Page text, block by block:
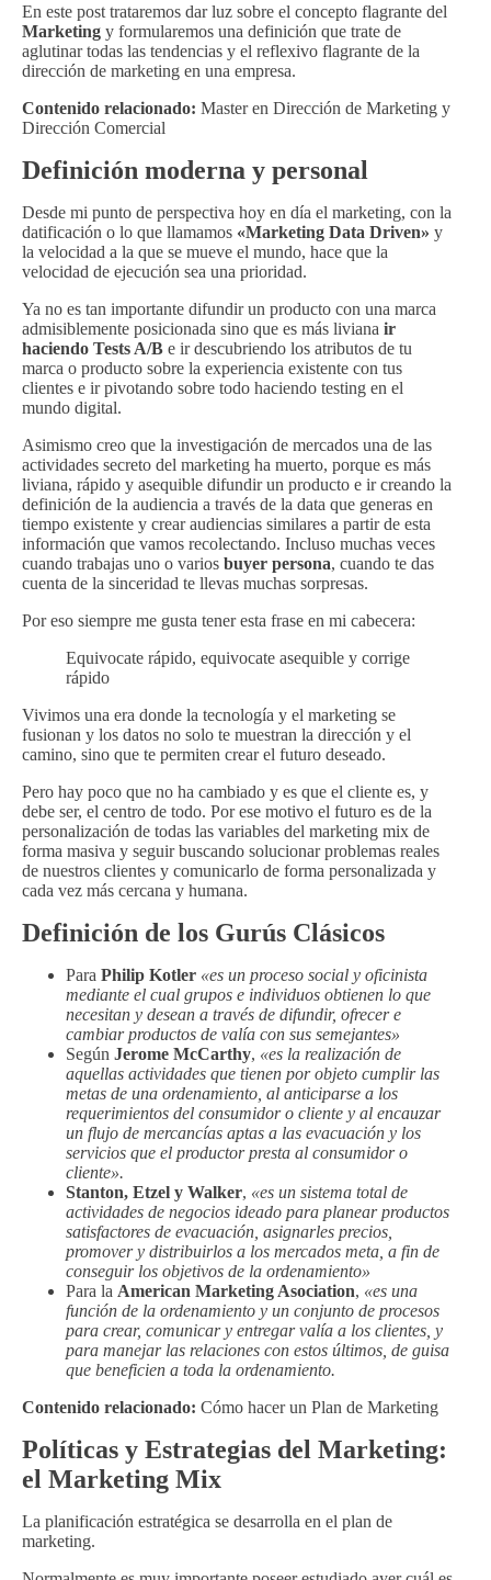
En este post trataremos dar luz sobre el concepto flagrante del
Marketing y formularemos una definición que trate de
aglutinar todas las tendencias y el reflexivo flagrante de la
dirección de marketing en una empresa.
Contenido relacionado: Master en Dirección de Marketing y
Dirección Comercial
Definición moderna y personal
Desde mi punto de perspectiva hoy en día el marketing, con la
datificación o lo que llamamos «Marketing Data Driven» y
la velocidad a la que se mueve el mundo, hace que la
velocidad de ejecución sea una prioridad.
Ya no es tan importante difundir un producto con una marca
admisiblemente posicionada sino que es más liviana ir
haciendo Tests A/B e ir descubriendo los atributos de tu
marca o producto sobre la experiencia existente con tus
clientes e ir pivotando sobre todo haciendo testing en el
mundo digital.
Asimismo creo que la investigación de mercados una de las
actividades secreto del marketing ha muerto, porque es más
liviana, rápido y asequible difundir un producto e ir creando la
definición de la audiencia a través de la data que generas en
tiempo existente y crear audiencias similares a partir de esta
información que vamos recolectando. Incluso muchas veces
cuando trabajas uno o varios buyer persona, cuando te das
cuenta de la sinceridad te llevas muchas sorpresas.
Por eso siempre me gusta tener esta frase en mi cabecera:
Equivocate rápido, equivocate asequible y corrige
rápido
Vivimos una era donde la tecnología y el marketing se
fusionan y los datos no solo te muestran la dirección y el
camino, sino que te permiten crear el futuro deseado.
Pero hay poco que no ha cambiado y es que el cliente es, y
debe ser, el centro de todo. Por ese motivo el futuro es de la
personalización de todas las variables del marketing mix de
forma masiva y seguir buscando solucionar problemas reales
de nuestros clientes y comunicarlo de forma personalizada y
cada vez más cercana y humana.
Definición de los Gurús Clásicos
Para Philip Kotler «es un proceso social y oficinista
mediante el cual grupos e individuos obtienen lo que
necesitan y desean a través de difundir, ofrecer e
cambiar productos de valía con sus semejantes»
Según Jerome McCarthy, «es la realización de
aquellas actividades que tienen por objeto cumplir las
metas de una ordenamiento, al anticiparse a los
requerimientos del consumidor o cliente y al encauzar
un flujo de mercancías aptas a las evacuación y los
servicios que el productor presta al consumidor o
cliente».
Stanton, Etzel y Walker, «es un sistema total de
actividades de negocios ideado para planear productos
satisfactores de evacuación, asignarles precios,
promover y distribuirlos a los mercados meta, a fin de
conseguir los objetivos de la ordenamiento»
Para la American Marketing Asociation, «es una
función de la ordenamiento y un conjunto de procesos
para crear, comunicar y entregar valía a los clientes, y
para manejar las relaciones con estos últimos, de guisa
que beneficien a toda la ordenamiento.
Contenido relacionado: Cómo hacer un Plan de Marketing
Políticas y Estrategias del Marketing:
el Marketing Mix
La planificación estratégica se desarrolla en el plan de
marketing.